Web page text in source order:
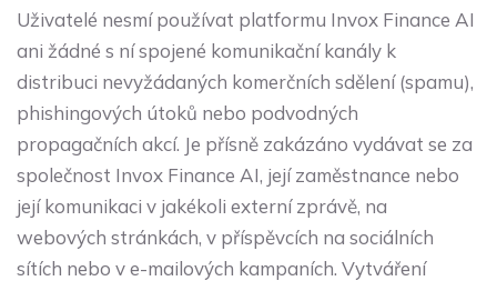
Uživatelé nesmí používat platformu Invox Finance AI
ani žádné s ní spojené komunikační kanály k
distribuci nevyžádaných komerčních sdělení (spamu),
phishingových útoků nebo podvodných
propagačních akcí. Je přísně zakázáno vydávat se za
společnost Invox Finance AI, její zaměstnance nebo
její komunikaci v jakékoli externí zprávě, na
webových stránkách, v příspěvcích na sociálních
sítích nebo v e-mailových kampaních. Vytváření